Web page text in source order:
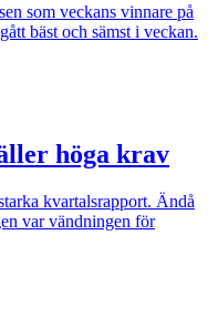
som veckans vinnare på
bäst och sämst i veckan.
höga krav
kvartalsrapport. Ändå
var vändningen för